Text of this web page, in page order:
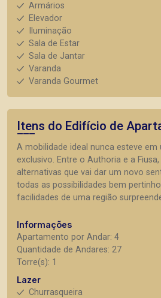
Armários
Elevador
Iluminação
Sala de Estar
Sala de Jantar
Varanda
Varanda Gourmet
Itens do Edifício de
A mobilidade ideal nunca esteve
exclusivo. Entre o Authoria e a
alternativas que vai dar um novo
todas as possibilidades bem
facilidades de uma região
Informações
Apartamento por Andar: 4
Quantidade de Andares: 27
Torre(s): 1
Lazer
Churrasqueira